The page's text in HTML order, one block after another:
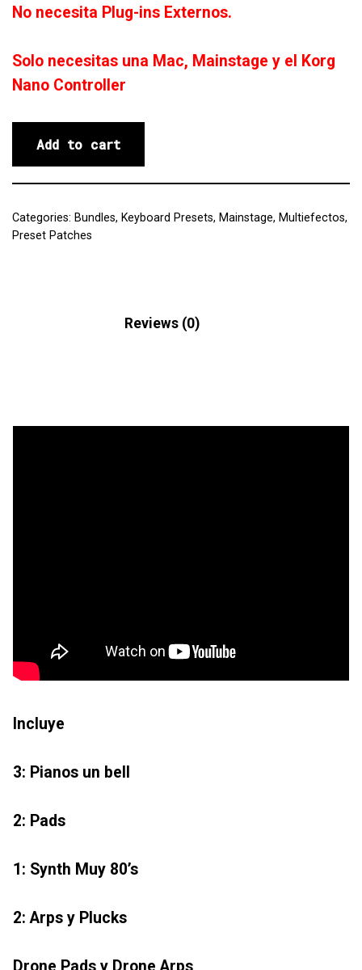
No necesita Plug-ins Externos.
Solo necesitas una Mac, Mainstage y el Korg
Nano Controller
Add to cart
Categories: Bundles, Keyboard Presets, Mainstage, Multiefectos,
Preset Patches
Reviews (0)
Incluye
3: Pianos un bell
2: Pads
1: Synth Muy 80’s
2: Arps y Plucks